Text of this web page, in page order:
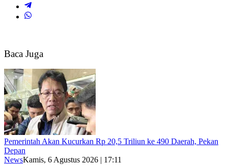
Baca Juga
Pemerintah Akan Kucurkan Rp 20,5 Triliun ke 490 Daerah, Pekan
Depan
NewsKamis, 6 Agustus 2026 | 17:11